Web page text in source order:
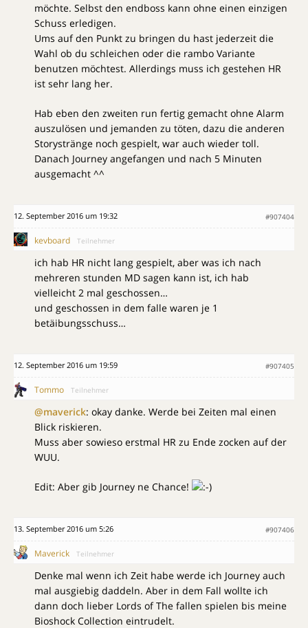
möchte. Selbst den endboss kann ohne einen einzigen
Schuss erledigen.
Ums auf den Punkt zu bringen du hast jederzeit die
Wahl ob du schleichen oder die rambo Variante
benutzen möchtest. Allerdings muss ich gestehen HR
ist sehr lang her.
Hab eben den zweiten run fertig gemacht ohne Alarm
auszulösen und jemanden zu töten, dazu die anderen
Storystränge noch gespielt, war auch wieder toll.
Danach Journey angefangen und nach 5 Minuten
ausgemacht ^^
12. September 2016 um 19:32 #907404
kevboard Teilnehmer
ich hab HR nicht lang gespielt, aber was ich nach
mehreren stunden MD sagen kann ist, ich hab
vielleicht 2 mal geschossen…
und geschossen in dem falle waren je 1
betäibungsschuss…
12. September 2016 um 19:59 #907405
Tommo Teilnehmer
@maverick: okay danke. Werde bei Zeiten mal einen
Blick riskieren.
Muss aber sowieso erstmal HR zu Ende zocken auf der
WUU.
Edit: Aber gib Journey ne Chance!
13. September 2016 um 5:26 #907406
Maverick Teilnehmer
Denke mal wenn ich Zeit habe werde ich Journey auch
mal ausgiebig daddeln. Aber in dem Fall wollte ich
dann doch lieber Lords of The fallen spielen bis meine
Bioshock Collection eintrudelt.